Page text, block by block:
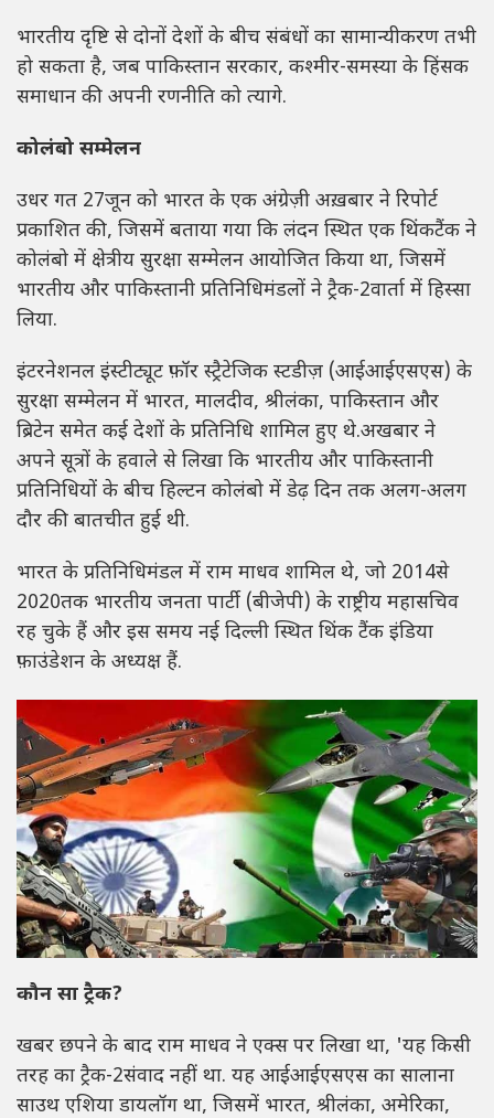
भारतीय दृष्टि से दोनों देशों के बीच संबंधों का सामान्यीकरण तभी
हो सकता है, जब पाकिस्तान सरकार, कश्मीर-समस्या के हिंसक
समाधान की अपनी रणनीति को त्यागे.
कोलंबो सम्मेलन
उधर गत 27जून को भारत के एक अंग्रेज़ी अख़बार ने रिपोर्ट
प्रकाशित की, जिसमें बताया गया कि लंदन स्थित एक थिंकटैंक ने
कोलंबो में क्षेत्रीय सुरक्षा सम्मेलन आयोजित किया था, जिसमें
भारतीय और पाकिस्तानी प्रतिनिधिमंडलों ने ट्रैक-2वार्ता में हिस्सा
लिया.
इंटरनेशनल इंस्टीट्यूट फ़ॉर स्ट्रैटेजिक स्टडीज़ (आईआईएसएस) के
सुरक्षा सम्मेलन में भारत, मालदीव, श्रीलंका, पाकिस्तान और
ब्रिटेन समेत कई देशों के प्रतिनिधि शामिल हुए थे.अखबार ने
अपने सूत्रों के हवाले से लिखा कि भारतीय और पाकिस्तानी
प्रतिनिधियों के बीच हिल्टन कोलंबो में डेढ़ दिन तक अलग-अलग
दौर की बातचीत हुई थी.
भारत के प्रतिनिधिमंडल में राम माधव शामिल थे, जो 2014से
2020तक भारतीय जनता पार्टी (बीजेपी) के राष्ट्रीय महासचिव
रह चुके हैं और इस समय नई दिल्ली स्थित थिंक टैंक इंडिया
फ़ाउंडेशन के अध्यक्ष हैं.
कौन सा ट्रैक?
खबर छपने के बाद राम माधव ने एक्स पर लिखा था, 'यह किसी
तरह का ट्रैक-2संवाद नहीं था. यह आईआईएसएस का सालाना
साउथ एशिया डायलॉग था, जिसमें भारत, श्रीलंका, अमेरिका,